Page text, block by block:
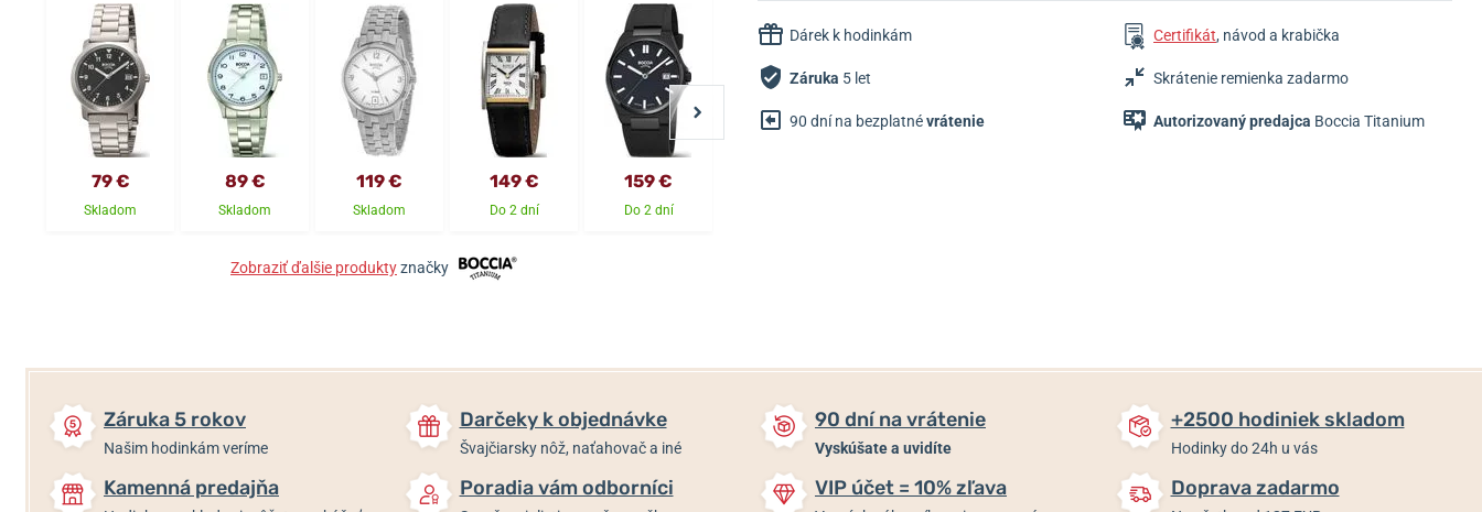
Dárek k hodinkám Certifikát, návod a krabička
Záruka 5 let Skrátenie remienka zadarmo
90 dní na bezplatnévrátenie Autorizovaný predajca Boccia Titanium
79 €
Skladom
89 €
Skladom
119 €
Skladom
149 €
Do 2 dní
159 €
Do 2 dní
Zobraziť ďalšie produktyznačky
Záruka 5 rokov
Našim hodinkám veríme
Darčeky k objednávke
Švajčiarsky nôž, naťahovač a iné
90 dní na vrátenie
Vyskúšate a uvidíte
+2500 hodiniek skladom
Hodinky do 24h u vás
Kamenná predajňa Poradia vám odborníci VIP účet = 10% zľava Doprava zadarmo